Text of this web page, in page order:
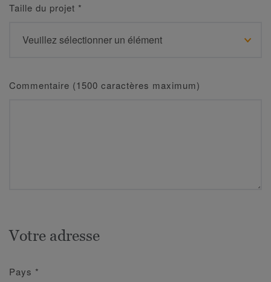
Taille du projet *
Commentaire (1500 caractères maximum)
Votre adresse
Pays *